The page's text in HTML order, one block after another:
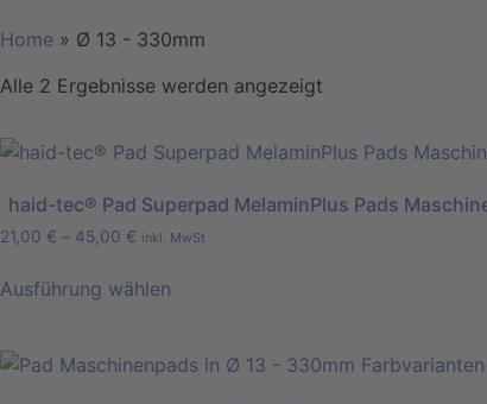
Home » Ø 13 - 330mm
Alle 2 Ergebnisse werden angezeigt
haid-tec® Pad Superpad MelaminPlus Pads
21,00 € – 45,00 € inkl. MwSt
Ausführung wählen